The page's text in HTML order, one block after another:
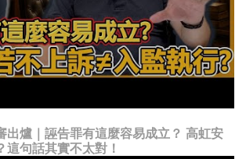
出爐｜誣告罪有這麼容易成立？ 高虹安
這句話其實不太對！